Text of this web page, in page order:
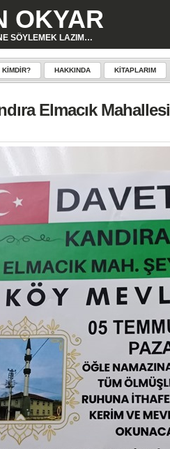
OKYAR
SÖYLEMEK LAZIM…
KIMDIR? HAKKINDA KITAPLARIM
Elmacık